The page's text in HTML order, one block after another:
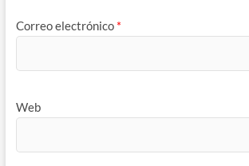
Correo electrónico *
Web